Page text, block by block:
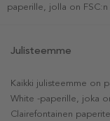
paperille, jolla on FSC:n
Julisteemme
Kaikki julisteemme on
White -paperille, joka
Clairefontainen